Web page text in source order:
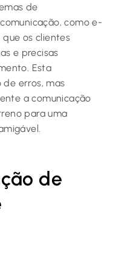
de
como e-
que os clientes
e precisas
Esta
erros, mas
a comunicação
para uma
de